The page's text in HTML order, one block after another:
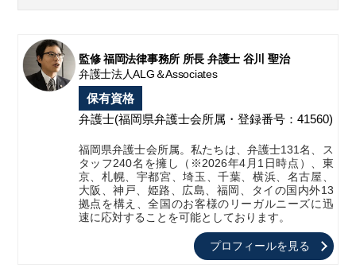
監修 福岡法律事務所 所長 弁護士 谷川 聖治
弁護士法人ALG＆Associates
保有資格
弁護士(福岡県弁護士会所属・登録番号：41560)
福岡県弁護士会所属。私たちは、弁護士131名、ス
タッフ240名を擁し（※2026年4月1日時点）、東
京、札幌、宇都宮、埼玉、千葉、横浜、名古屋、
大阪、神戸、姫路、広島、福岡、タイの国内外13
拠点を構え、全国のお客様のリーガルニーズに迅
速に応対することを可能としております。
プロフィールを見る